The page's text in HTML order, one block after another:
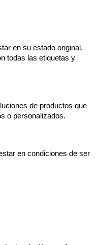
en su estado original,
todas las etiquetas y
de productos que
o personalizados.
en condiciones de ser